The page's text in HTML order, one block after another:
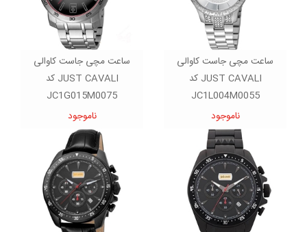
ساعت مچی جاست کاوالی
JUST CAVALI کد
JC1L004M0055
ناموجود
ساعت مچی جاست کاوالی
JUST CAVALI کد
JC1G015M0075
ناموجود